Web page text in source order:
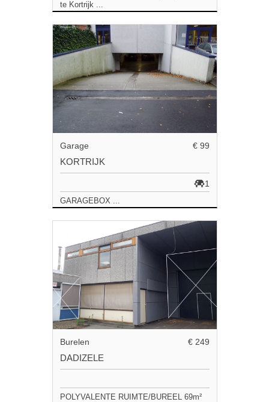
te Kortrijk ...
Garage € 99
KORTRIJK
1
GARAGEBOX ...
Burelen € 249
DADIZELE
POLYVALENTE RUIMTE/BUREEL 69m²